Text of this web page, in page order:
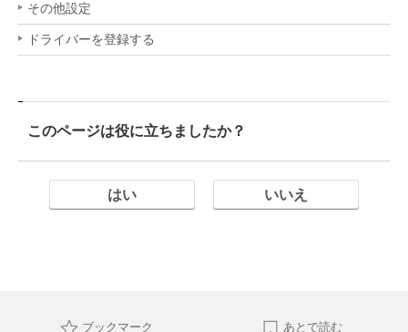
その他設定
ドライバーを登録する
このページは役に立ちましたか？
はい いいえ
ブックマーク あとで読む